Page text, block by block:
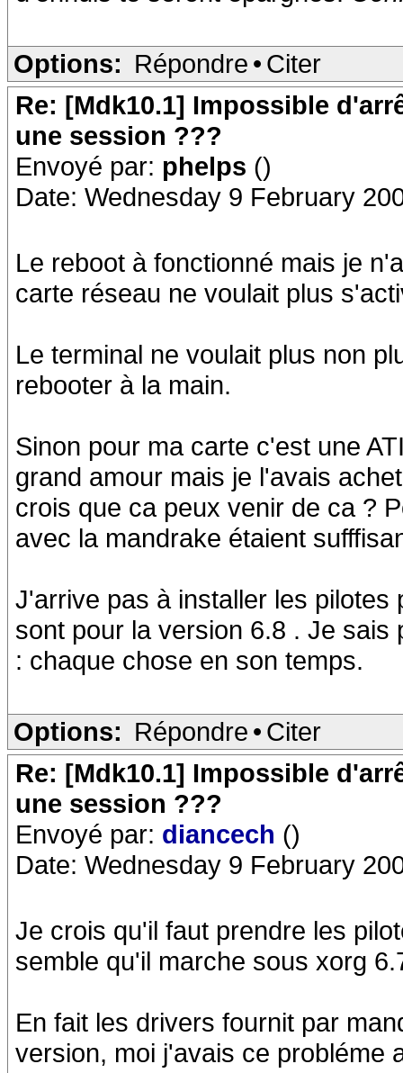
Options: Répondre • Citer
Re: [Mdk10.1] Impossible
une session ???
Envoyé par: phelps ()
Date: Wednesday 9 February
Le reboot à fonctionné mais je
carte réseau ne voulait plus
Le terminal ne voulait plus non
rebooter à la main.
Sinon pour ma carte c'est une
grand amour mais je l'avais
crois que ca peux venir de ca ?
avec la mandrake étaient
J'arrive pas à installer les pilotes
sont pour la version 6.8 . Je
: chaque chose en son temps.
Options: Répondre • Citer
Re: [Mdk10.1] Impossible
une session ???
Envoyé par: diancech ()
Date: Wednesday 9 February
Je crois qu'il faut prendre les
semble qu'il marche sous xorg
En fait les drivers fournit par
version, moi j'avais ce probléme